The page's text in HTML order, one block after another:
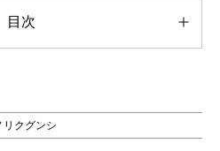
目次
リクグンシ